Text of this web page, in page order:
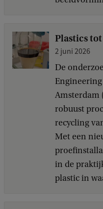
Plastics
2 juni 2026
De
Amsterdam
robuust
recycling
Met een
in de
plastic in